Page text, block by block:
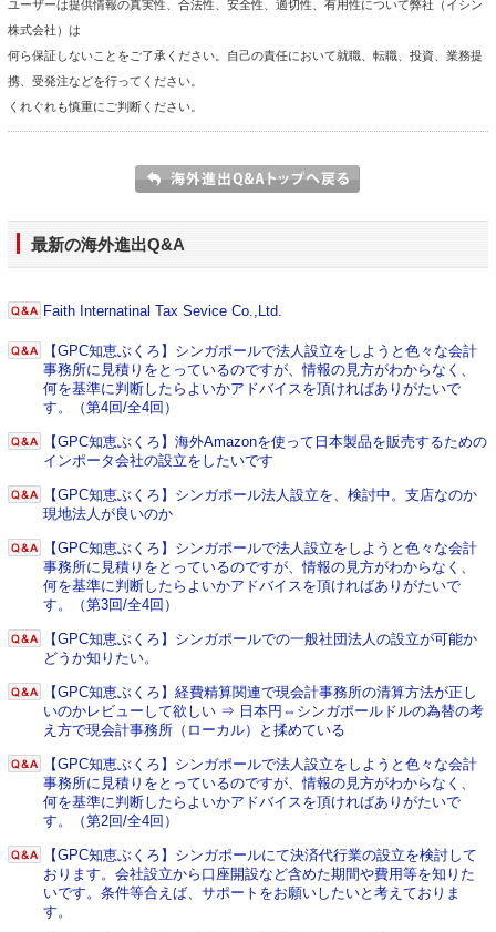
ユーザーは提供情報の真実性、合法性、安全性、適切性、有用性について弊社（イシン
株式会社）は
何ら保証しないことをご了承ください。自己の責任において就職、転職、投資、業務提
携、受発注などを行ってください。
くれぐれも慎重にご判断ください。
最新の海外進出Q&A
Faith Internatinal Tax Sevice Co.,Ltd.
【GPC知恵ぶくろ】シンガポールで法人設立をしようと色々な会計
事務所に見積りをとっているのですが、情報の見方がわからなく、
何を基準に判断したらよいかアドバイスを頂ければありがたいで
す。（第4回/全4回）
【GPC知恵ぶくろ】海外Amazonを使って日本製品を販売するための
インポータ会社の設立をしたいです
【GPC知恵ぶくろ】シンガポール法人設立を、検討中。支店なのか
現地法人が良いのか
【GPC知恵ぶくろ】シンガポールで法人設立をしようと色々な会計
事務所に見積りをとっているのですが、情報の見方がわからなく、
何を基準に判断したらよいかアドバイスを頂ければありがたいで
す。（第3回/全4回）
【GPC知恵ぶくろ】シンガポールでの一般社団法人の設立が可能か
どうか知りたい。
【GPC知恵ぶくろ】経費精算関連で現会計事務所の清算方法が正し
いのかレビューして欲しい ⇒ 日本円⇔シンガポールドルの為替の考
え方で現会計事務所（ローカル）と揉めている
【GPC知恵ぶくろ】シンガポールで法人設立をしようと色々な会計
事務所に見積りをとっているのですが、情報の見方がわからなく、
何を基準に判断したらよいかアドバイスを頂ければありがたいで
す。（第2回/全4回）
【GPC知恵ぶくろ】シンガポールにて決済代行業の設立を検討して
おります。会社設立から口座開設など含めた期間や費用等を知りた
いです。条件等合えば、サポートをお願いしたいと考えておりま
す。